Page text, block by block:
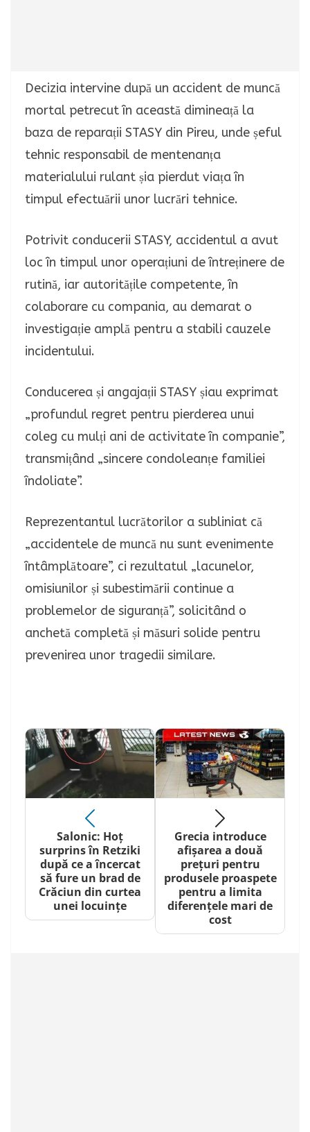
Decizia intervine după un accident de muncă
mortal petrecut în această dimineață la
baza de reparații STASY din Pireu, unde șeful
tehnic responsabil de mentenanța
materialului rulant șia pierdut viața în
timpul efectuării unor lucrări tehnice.
Potrivit conducerii STASY, accidentul a avut
loc în timpul unor operațiuni de întreținere de
rutină, iar autoritățile competente, în
colaborare cu compania, au demarat o
investigație amplă pentru a stabili cauzele
incidentului.
Conducerea și angajații STASY șiau exprimat
„profundul regret pentru pierderea unui
coleg cu mulți ani de activitate în companie”,
transmițând „sincere condoleanțe familiei
îndoliate”.
Reprezentantul lucrătorilor a subliniat că
„accidentele de muncă nu sunt evenimente
întâmplătoare”, ci rezultatul „lacunelor,
omisiunilor și subestimării continue a
problemelor de siguranță”, solicitând o
anchetă completă și măsuri solide pentru
prevenirea unor tragedii similare.
Salonic: Hoț
surprins în Retziki
după ce a încercat
să fure un brad de
Crăciun din curtea
unei locuințe
Grecia introduce
afișarea a două
prețuri pentru
produsele proaspete
pentru a limita
diferențele mari de
cost